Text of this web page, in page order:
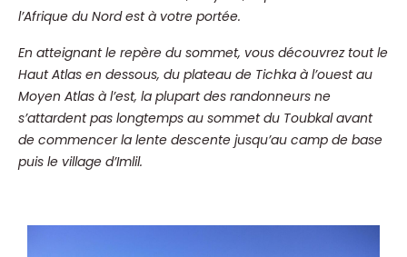
l’Afrique du Nord est à votre portée.
En atteignant le repère du sommet, vous découvrez tout le
Haut Atlas en dessous, du plateau de Tichka à l’ouest au
Moyen Atlas à l’est, la plupart des randonneurs ne
s’attardent pas longtemps au sommet du Toubkal avant
de commencer la lente descente jusqu’au camp de base
puis le village d’Imlil.